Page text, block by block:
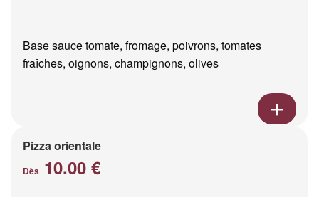
Base sauce tomate, fromage, poivrons, tomates
fraîches, oignons, champignons, olives
Pizza orientale
Dès 10.00 €